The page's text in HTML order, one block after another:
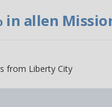
allen
from Liberty City